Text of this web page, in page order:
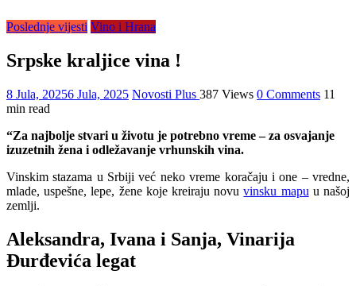
Poslednje vijesti Vino i Hrana
Srpske kraljice vina !
8 Jula, 20256 Jula, 2025 Novosti Plus 387 Views 0 Comments 11
min read
“Za najbolje stvari u životu je potrebno vreme – za osvajanje
izuzetnih žena i odležavanje vrhunskih vina.
Vinskim stazama u Srbiji već neko vreme koračaju i one – vredne,
mlade, uspešne, lepe, žene koje kreiraju novuvinsku mapu u našoj
zemlji.
Aleksandra, Ivana i Sanja, Vinarija
Đurđevića legat